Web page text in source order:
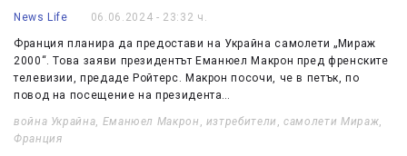
News Life 06.06.2024 - 23:32 ч.
Франция планира да предостави на Украйна самолети „Мираж
2000“. Това заяви президентът Еманюел Макрон пред френските
телевизии, предаде Ройтерс. Макрон посочи, че в петък, по
повод на посещение на президента…
война Украйна, Еманюел Макрон , изтребители ,самолети Мираж,
Франция